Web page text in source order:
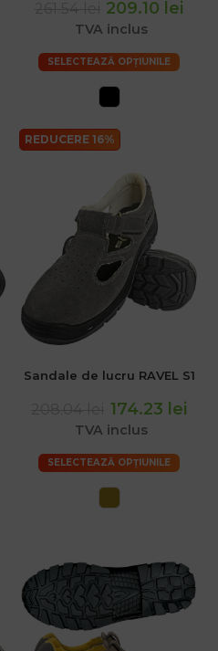
209.10 lei
TVA inclus
SELECTEAZĂ OPȚIUNILE
REDUCERE 16%
Sandale de lucru RAVEL S1
174.23 lei
TVA inclus
SELECTEAZĂ OPȚIUNILE